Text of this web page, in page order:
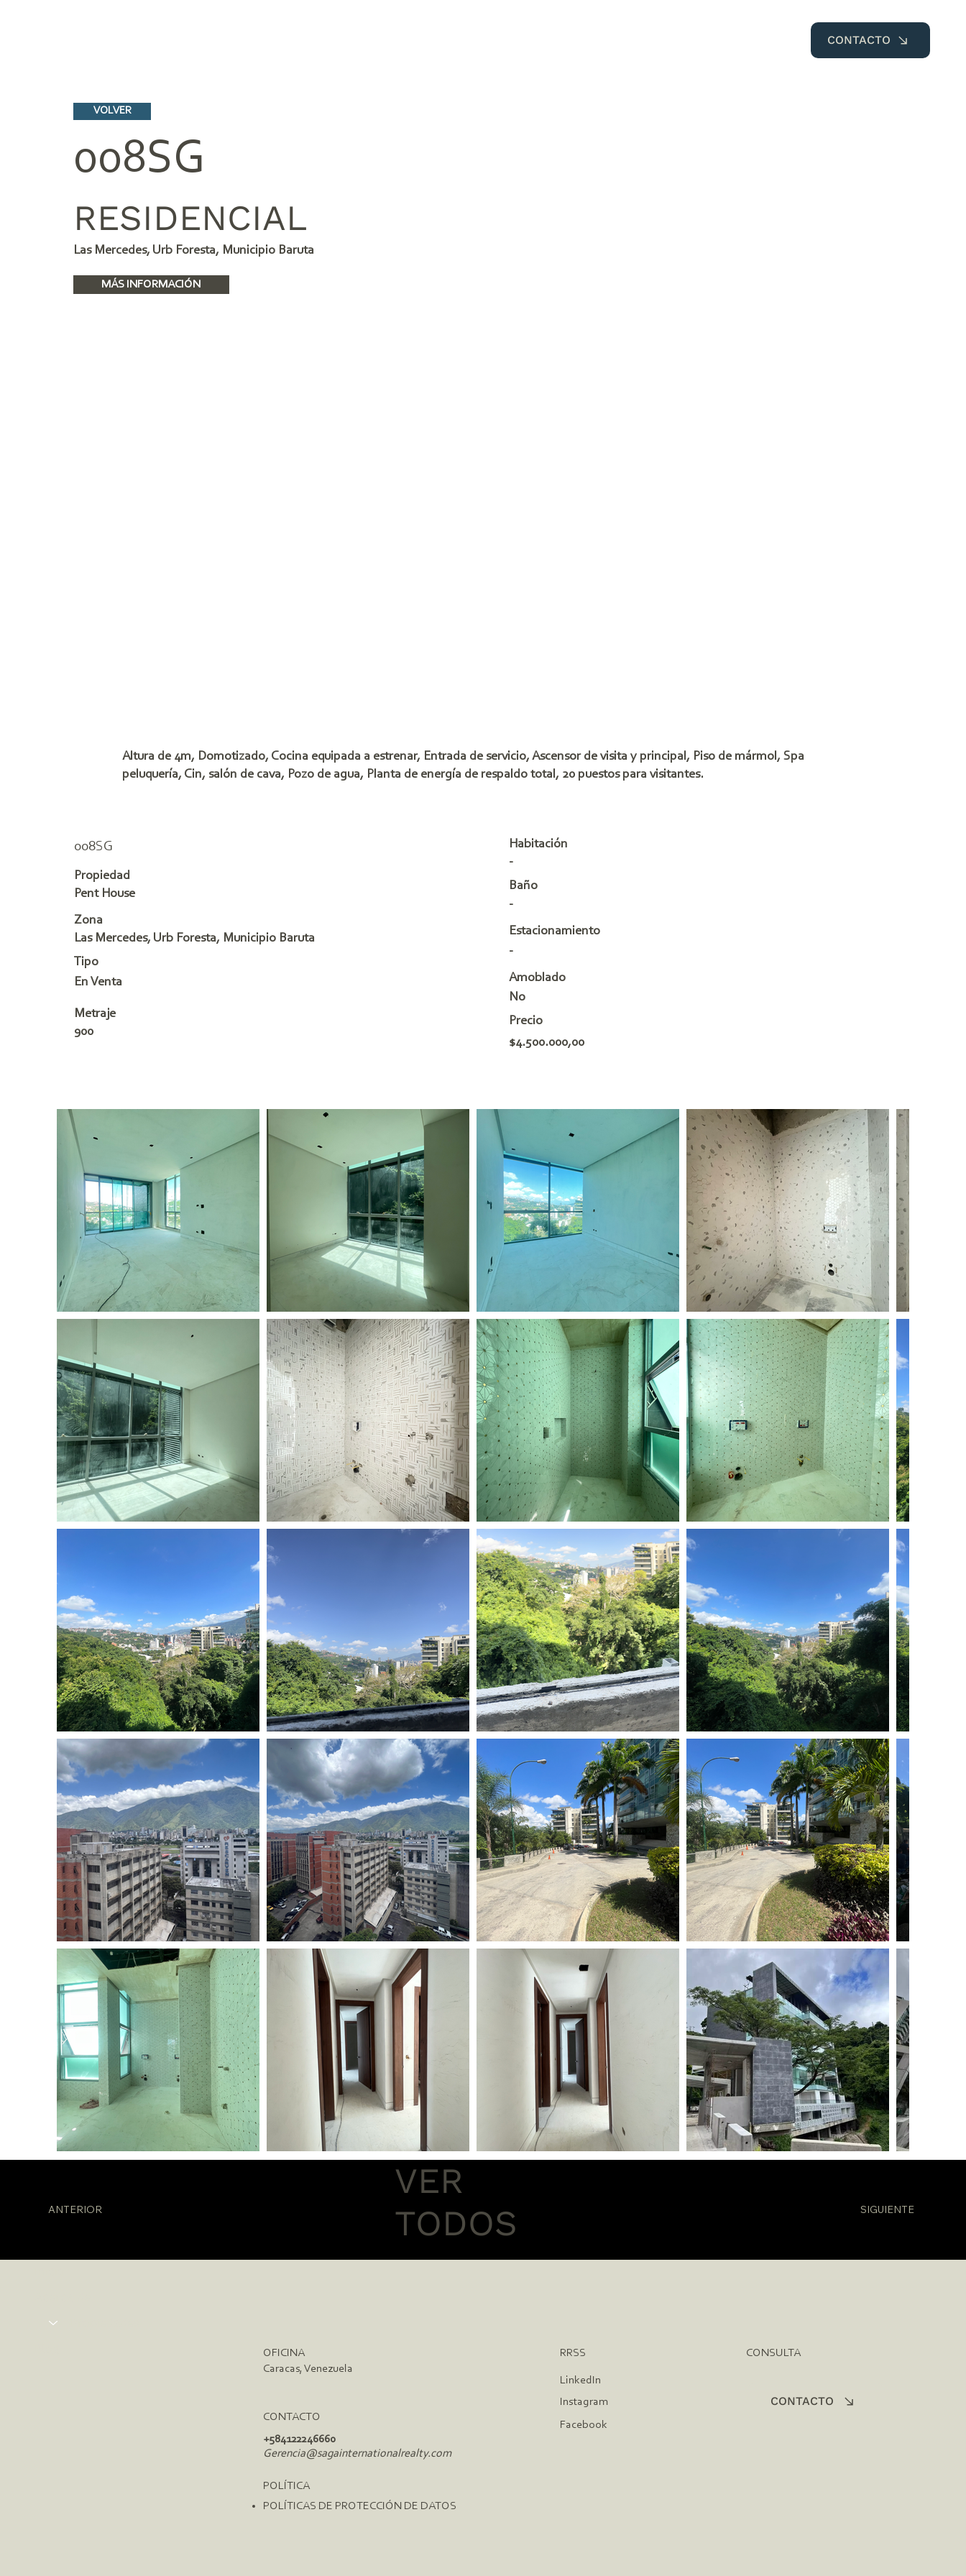
CONTACTO
VOLVER
008SG
RESIDENCIAL
Las Mercedes, Urb Foresta, Municipio Baruta
MÁS INFORMACIÓN
SIGUIENTE
ANTERIOR
VER
TODOS
008SG
Propiedad
Pent House
Zona
Las Mercedes, Urb Foresta, Municipio Baruta
Tipo
En Venta
Metraje
900
Habitación
-
Baño
-
Estacionamiento
-
Amoblado
No
Precio
$4.500.000,00
Altura de 4m, Domotizado, Cocina equipada a estrenar, Entrada de servicio, Ascensor de visita y principal, Piso de mármol, Spa
peluquería, Cin, salón de cava, Pozo de agua, Planta de energía de respaldo total, 20 puestos para visitantes.
OFICINA
Caracas, Venezuela
CONTACTO
+584122246660
Gerencia@sagainternationalrealty.com
POLÍTICA
POLÍTICAS DE PROTECCIÓN DE DATOS
RRSS
LinkedIn
Instagram
Facebook
CONSULTA
CONTACTO